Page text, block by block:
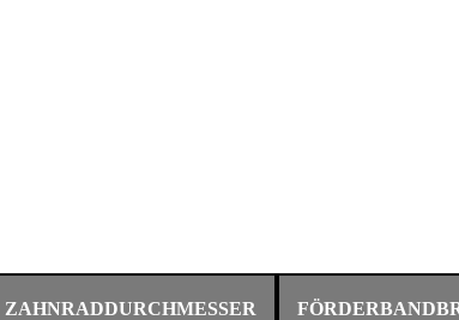
ZAHNRADDURCHMESSER